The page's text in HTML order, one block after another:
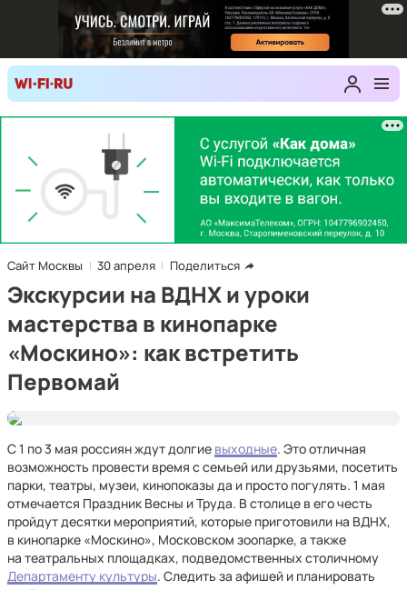
Сайт Москвы 30 апреля Поделиться
Экскурсии на ВДНХ и уроки
мастерства в кинопарке
«Москино»: как встретить
Первомай
С 1 по 3 мая россиян ждут долгие выходные. Это отличная
возможность провести время с семьей или друзьями, посетить
парки, театры, музеи, кинопоказы да и просто погулять. 1 мая
отмечается Праздник Весны и Труда. В столице в его честь
пройдутдесятки мероприятий, которые приготовили на ВДНХ,
в кинопарке «Москино», Московском зоопарке, а также
на театральных площадках, подведомственных столичному
Департаменту культуры. Следить за афишей и планировать